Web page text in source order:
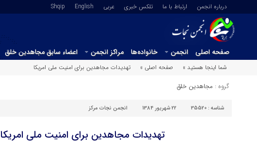
درباره انجمن ارتباط با ما تلکس خبری عربي English
Shqip
صفحه اصلی انجمن خانواده‌ها مراکز انجمن اعضاء سابق مجاهدین خلق
شما اینجا هستید »
صفحه اصلی » تهدیدات مجاهدین برای امنیت ملی امریکا
گروه : مجاهدین خلق
شناسه : 35520 22 شهریور 1384 انجمن نجات مرکز
تهدیدات مجاهدین برای امنیت ملی امریکا